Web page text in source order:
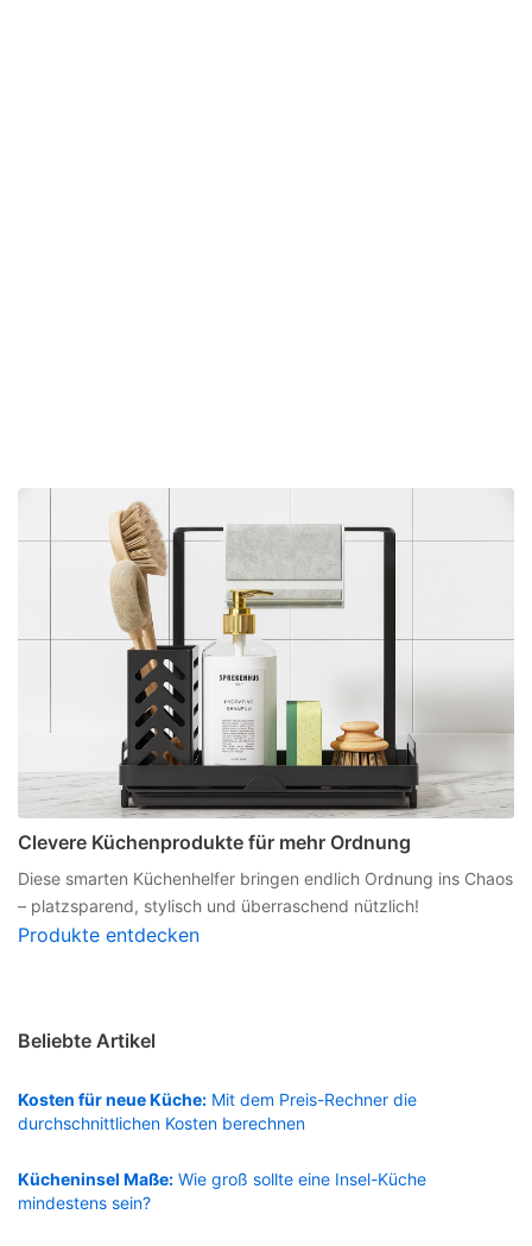
Clevere Küchenprodukte für mehr Ordnung
Diese smarten Küchenhelfer bringen endlich Ordnung ins Chaos
– platzsparend, stylisch und überraschend nützlich!
Produkte entdecken
Beliebte Artikel
Kosten für neue Küche: Mit dem Preis-Rechner die
durchschnittlichen Kosten berechnen
Kücheninsel Maße: Wie groß sollte eine Insel-Küche
mindestens sein?